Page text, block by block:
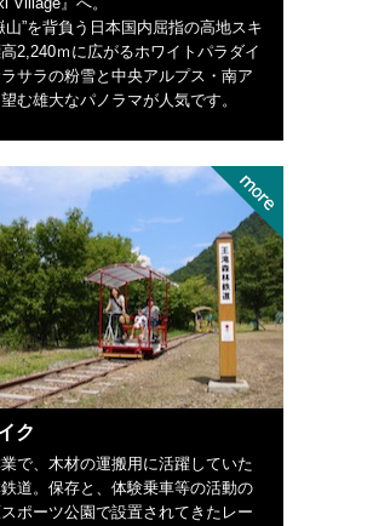
山”を背負う日本国内屈指の高地スキ
2,240ｍに広がるホワイトパラダイ
サラの粉雪と中央アルプス・南ア
む雄大なパノラマが人気です。
ク
で、木材の運搬用に活躍していた
道。保存と、体験乗車等の活動の
ポーツ公園で設置されてきたレー